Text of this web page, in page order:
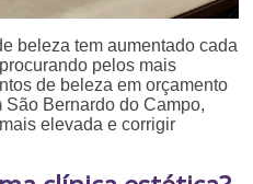
beleza tem aumentado cada
pelos mais
de beleza em orçamento
Bernardo do Campo,
elevada e corrigir